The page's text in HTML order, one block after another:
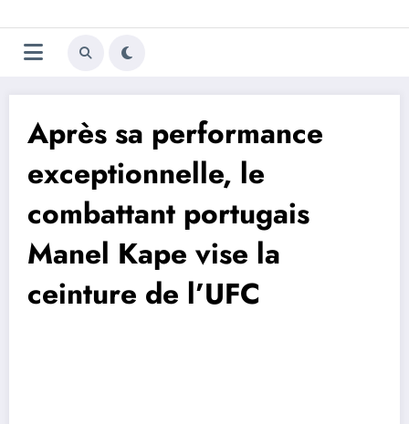
au
contenu
Trivela
L'actualité du football
Après sa performance
exceptionnelle, le
combattant portugais
Manel Kape vise la
ceinture de l’UFC